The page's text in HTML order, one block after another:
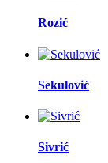
Rozić
Sekulović
Sivrić